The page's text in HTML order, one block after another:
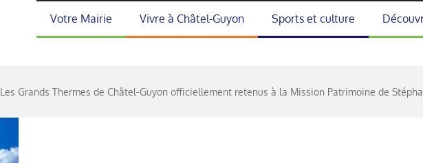
Votre Mairie Vivre à Châtel-Guyon Sports et culture
Les Grands Thermes de Châtel-Guyon officiellement retenus à la Mission Patrimoine de